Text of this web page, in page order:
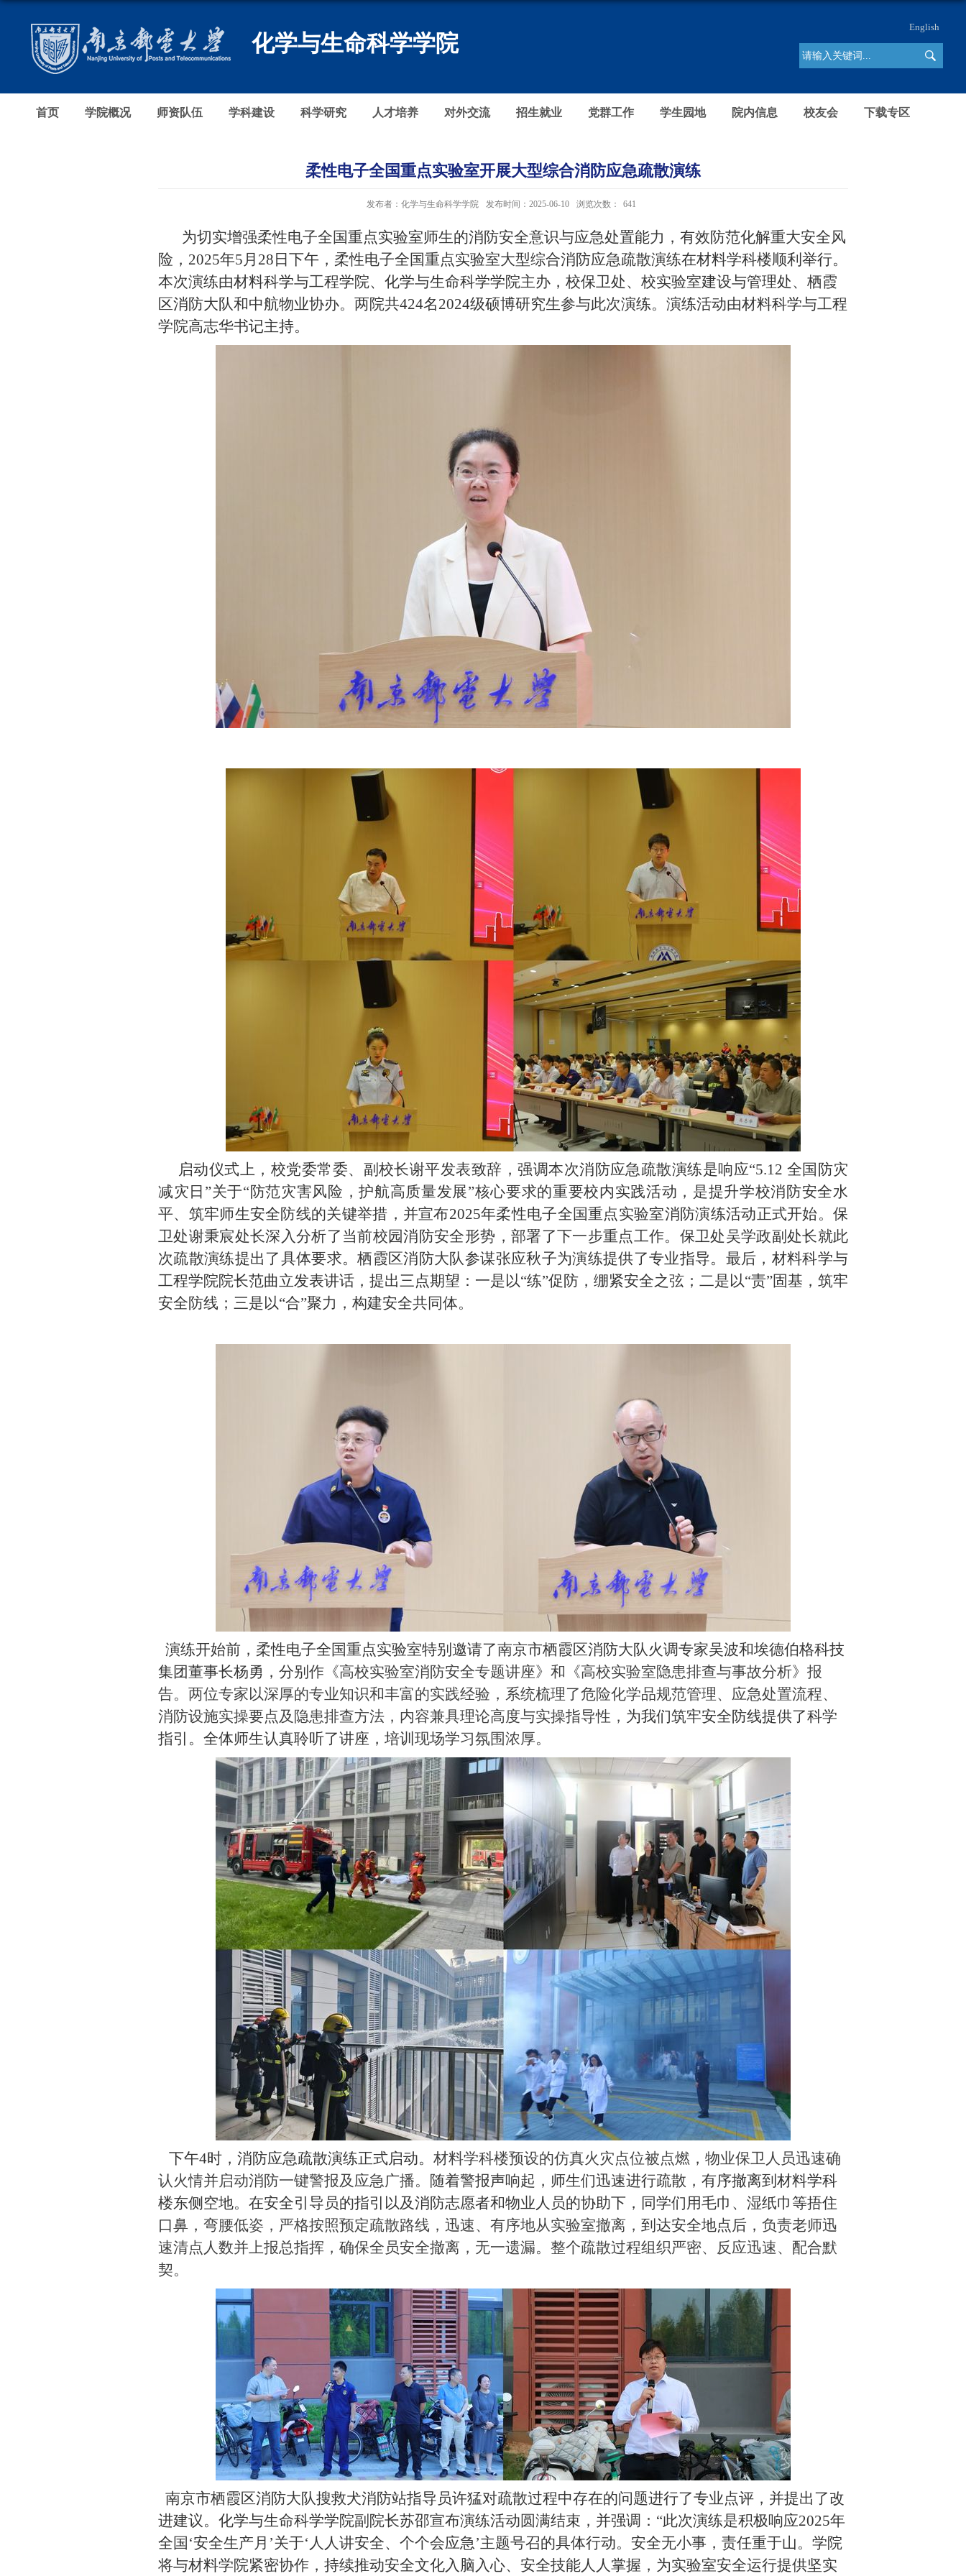
化学与生命科学学院
English
首页 学院概况 师资队伍 学科建设 科学研究 人才培养 对外交流 招生就业 党群工作 学生园地 院内信息 校友会 下载专区
柔性电子全国重点实验室开展大型综合消防应急疏散演练
发布者：化学与生命科学学院 发布时间：2025-06-10 浏览次数： 641
为切实增强柔性电子全国重点实验室师生的消防安全意识与应急处置能力 ， 有效防范化解重大安全风
险 ， 2025年5月 28 日下午，柔性电子全国重点实验室大型综合消防应急疏散演练在材料学科楼顺利举行。
本次演练由材料科学与工程学院、化学与生命科学学院主办，校保卫处、校实验室建设与管理处、栖霞
区消防大队和中航物业协办。两院共424名2024级硕博研究生参与此次演练。演练活动由材料科学与工程
学院高志华书记主持。
启动仪式上，校党委常委、副校长谢平发表致辞，强调本次消防应急疏散演练是响应“5.12 全国防灾
减灾日 ”关于“防范灾害风险，护航高质量发展”核心要求的重要校内实践活动，是提升学校消防安全水
平、筑牢师生安全防线的关键举措 ，并宣布2025年柔性电子全国重点实验室消防演练活动正式开始。保
卫处谢秉宸处长深入分析了当前校园消防安全形势，部署了下一步重点工作。保卫处吴学政副处长就此
次疏散演练提出了具体要求。栖霞区消防大队参谋张应秋子为演练提供了专业指导。最后， 材料科学与
工程学院院长范曲立发表讲话，提出三点期望： 一是以“练”促防，绷紧安全之弦；二是以“责”固基，筑牢
安全防线；三是以“合”聚力，构建安全共同体。
演练开始前， 柔性电子全国重点实验室特别 邀请了南京市栖霞区消防大队火调专家吴波和埃德伯格科技
集团董事长杨勇 ， 分别 作《高校实验室消防安全专题讲座》和《高校实验室隐患排查与事故分析》报
告。 两位专家以深厚的专业知识和丰富的实践经验，系统梳理了危险化学品规范管理、应急处置流程、
消防设施实操要点及隐患排查方法，内容兼具理论高度与实操指导性， 为我们筑牢安全防线提供了科学
指引 。 全体师生认真聆听了讲座， 培训 现场学习氛围浓厚。
下午4时 ，消防应急疏散演练正式启动。 材料学科楼预设的仿真火灾点位被点燃 ， 物业保卫人员迅速确
认火情并启动消防一键警报及应急广播。 随着警报声响起，师生们迅速进行疏散，有序撤离到材料学科
楼东侧空地。在安全引导员的指引以及消防志愿者和物业人员的协助下，同学们用毛巾、湿纸巾等捂住
口鼻， 弯腰低姿，严格按照预定疏散路线，迅速、有序地从实验室撤离 ， 到达安全地点后， 负责老师迅
速清点人数并上报总指挥，确保全员安全撤离，无一遗漏。 整个疏散过程组织严密、反应迅速、配合默
契。
南京市栖霞区消防大队搜救犬消防站指导员许猛对疏散过程中存在的问题进行了专业点评，并提出了改
进建议。 化学与生命科学学院副院长苏邵宣布演练活动圆满结束，并强调 ： “此次演练是积极响应2025年
全国 ‘安全生产月’关于‘人人讲安全、个个会应急’主题号召的具体行动。安全无小事，责任重于山。 学院
将与材料学院紧密协作，持续推动安全文化入脑入心、安全技能人人掌握，为实验室安全运行提供坚实